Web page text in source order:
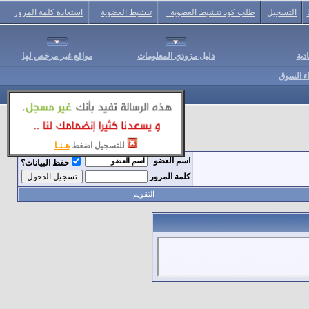
للتسجيل اضغط هـنـا
التسجيل طلب كود تنشيط العضوية تنشيط العضوية استعادة كلمة المرور
دليل مزودي المعلومات مواقع غير مرخص لها
السوق
اسم العضو
حفظ البيانات؟
كلمة المرور
التقويم